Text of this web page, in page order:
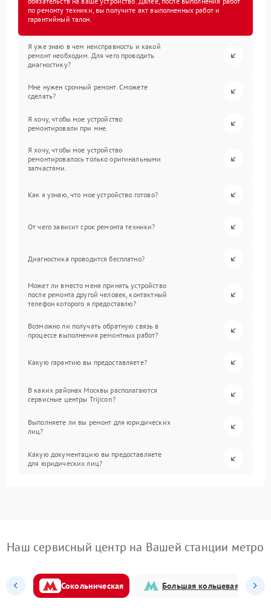
по ремонту техники, вы получите акт выполненных работ и
гарантийный талон.
Я уже знаю в чем неисправность и какой
ремонт необходим. Для чего проводить
диагностику?
Мне нужен срочный ремонт. Сможете
сделать?
Я хочу, чтобы мое устройство
ремонтировали при мне.
Я хочу, чтобы мое устройство
ремонтировалось только оригинальными
запчастями.
Как я узнаю, что мое устройство готово?
От чего зависит срок ремонта техники?
Диагностика проводится бесплатно?
Может ли вместо меня принять устройство
после ремонта другой человек, контактный
телефон которого я предоставлю?
Возможно ли получать обратную связь в
процессе выполнения ремонтных работ?
Какую гарантию вы предоставляете?
В каких районах Москвы располагаются
сервисные центры Trijicon?
Выполняете ли вы ремонт для юридических
лиц?
Какую документацию вы предоставляете
для юридических лиц?
Наш сервисный центр на Вашей станции метро
Сокольническая Большая кольцевая